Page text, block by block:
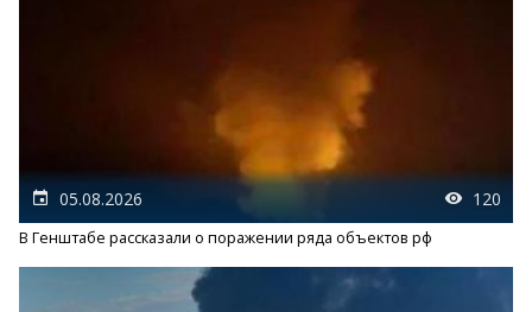
05.08.2026 120
В Генштабе рассказали о поражении ряда объектов рф